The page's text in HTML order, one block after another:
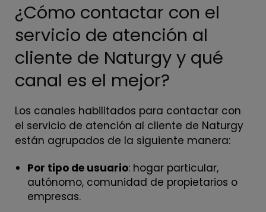
¿Cómo contactar con el
servicio de atención al
cliente de Naturgy y qué
canal es el mejor?
Los canales habilitados para contactar con
el servicio de atención al cliente de Naturgy
están agrupados de la siguiente manera:
Por tipo de usuario: hogar particular,
autónomo, comunidad de propietarios o
empresas.